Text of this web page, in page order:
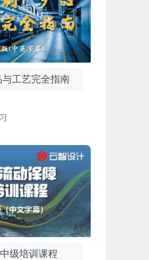
204节
工艺完全指南
8节
级培训课程